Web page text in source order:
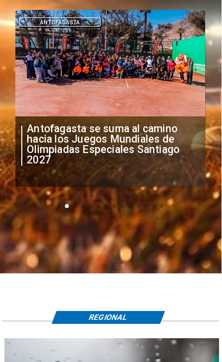
"Falta de profesionalismo": Sifup
anuncia medidas por situación
irregular de futbolistas
extranjeros
DEPORTES
REGIONAL